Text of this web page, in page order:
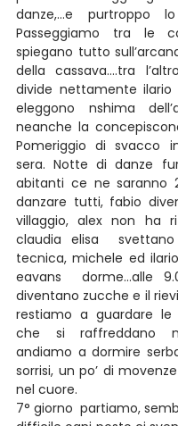
danze,…e purtroppo
Passeggiamo tra le
spiegano tutto
della cassava….tra
divide nettamente
eleggono nshima
neanche la
Pomeriggio di svacco
sera. Notte di danze
abitanti ce ne saranno
danzare tutti, fabio
villaggio, alex non ha
claudia elisa
tecnica, michele ed
eavans  dorme…alle
diventano zucche e il
restiamo a guardare
che si raffreddano
andiamo a dormire
sorrisi, un po’ di
nel cuore.
7° giorno  partiamo,